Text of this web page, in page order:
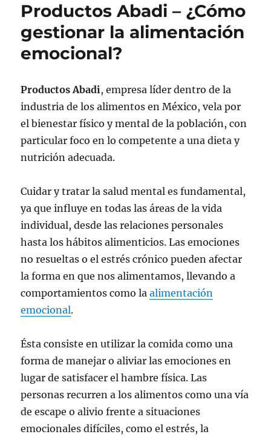
Productos Abadi – ¿Cómo
gestionar la alimentación
emocional?
Productos Abadi, empresa líder dentro de la
industria de los alimentos en México, vela por
el bienestar físico y mental de la población, con
particular foco en lo competente a una dieta y
nutrición adecuada.
Cuidar y tratar la salud mental es fundamental,
ya que influye en todas las áreas de la vida
individual, desde las relaciones personales
hasta los hábitos alimenticios. Las emociones
no resueltas o el estrés crónico pueden afectar
la forma en que nos alimentamos, llevando a
comportamientos como laalimentación
emocional.
Ésta consiste en utilizar la comida como una
forma de manejar o aliviar las emociones en
lugar de satisfacer el hambre física. Las
personas recurren a los alimentos como una vía
de escape o alivio frente a situaciones
emocionales difíciles, como el estrés, la